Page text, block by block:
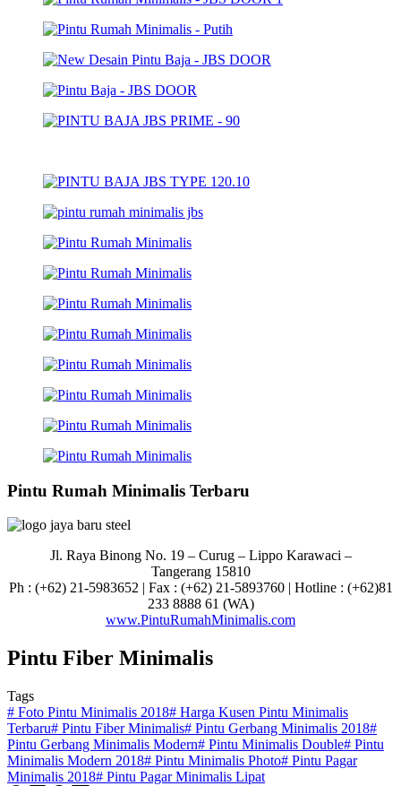
Pintu Rumah Minimalis Terbaru
Jl. Raya Binong No. 19 – Curug – Lippo Karawaci –
Tangerang 15810
Ph : (+62) 21-5983652 | Fax : (+62) 21-5893760 | Hotline : (+62)81
233 8888 61 (WA)
www.PintuRumahMinimalis.com
Pintu Fiber Minimalis
Tags
# Foto Pintu Minimalis 2018# Harga Kusen Pintu Minimalis
Terbaru# Pintu Fiber Minimalis# Pintu Gerbang Minimalis 2018#
Pintu Gerbang Minimalis Modern# Pintu Minimalis Double# Pintu
Minimalis Modern 2018# Pintu Minimalis Photo# Pintu Pagar
Minimalis 2018# Pintu Pagar Minimalis Lipat